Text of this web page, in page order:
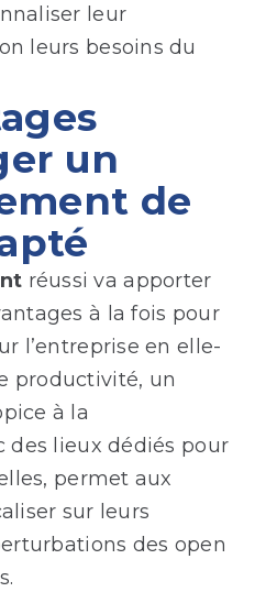
leur
leurs besoins du
un
de
réussi va apporter
à la fois pour
l’entreprise en elle-
productivité, un
à la
des lieux dédiés pour
permet aux
sur leurs
des open